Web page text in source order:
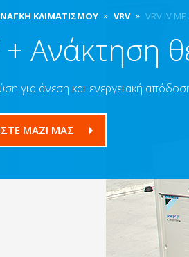
ΚΛΙΜΑΤΙΣΜΟΎ VRV VRV IV
+ Ανάκτηση
για άνεση και ενεργειακή
ΜΑΖΙ ΜΑΣ